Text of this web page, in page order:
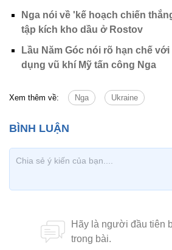
Nga nói về 'kế hoạch chiến
tập kích kho dầu ở Rostov
Lầu Năm Góc nói rõ hạn chế
dụng vũ khí Mỹ tấn công Nga
Xem thêm về: Nga Ukraine